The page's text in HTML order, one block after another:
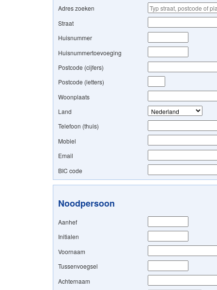
Adres zoeken
Straat
Huisnummer
Huisnummertoevoeging
Postcode (cijfers)
Postcode (letters)
Woonplaats
Land
Telefoon (thuis)
Mobiel
Email
BIC code
Noodpersoon
Aanhef
Initialen
Voornaam
Tussenvoegsel
Achternaam